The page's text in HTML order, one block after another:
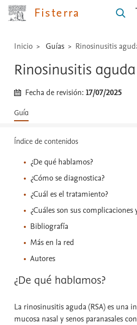
Fisterra
...
Inicio Guías Rinosinusitis
Rinosinusitis aguda
Fecha de revisión:17/07/2025
Guía
Índice de contenidos
¿De qué hablamos?
¿Cómo se diagnostica?
¿Cuál es el tratamiento?
¿Cuáles son sus
Bibliografía
Más en la red
Autores
¿De qué hablamos?
La rinosinusitis aguda (RSA) es una
mucosa nasal y senos paranasales